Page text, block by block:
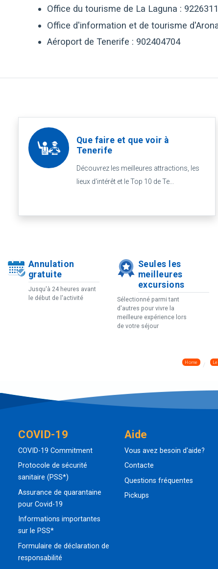
Office du tourisme de La Laguna :
Office d'information et de tourisme
Aéroport de Tenerife : 902404704
Que faire et que voir à
Tenerife
Découvrez les meilleures attractions, les
lieux d'intérêt et le Top 10 de Te...
Annulation
gratuite
Jusqu'à 24 heures avant
le début de l'activité
Seules les
meilleures
excursions
Sélectionné parmi tant
d'autres pour vivre la
meilleure expérience lors
de votre séjour
Home
COVID-19
COVID-19 Commitment
Protocole de sécurité
sanitaire (PSS*)
Assurance de quarantaine
pour Covid-19
Informations importantes
sur le PSS*
Formulaire de déclaration de
responsabilité
Aide
Vous avez besoin d'aide?
Contacte
Questions fréquentes
Pickups